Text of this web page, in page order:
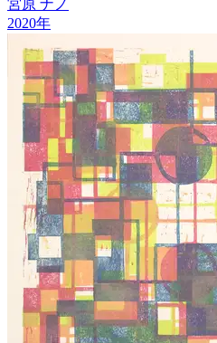
宮原 ナノ
2020年